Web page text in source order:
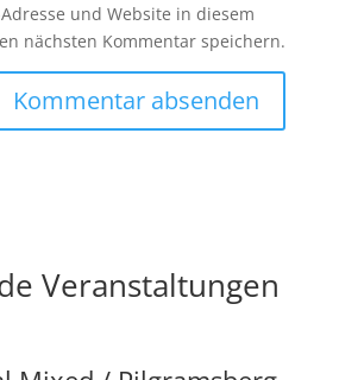
und Website in diesem
nächsten Kommentar speichern.
Veranstaltungen